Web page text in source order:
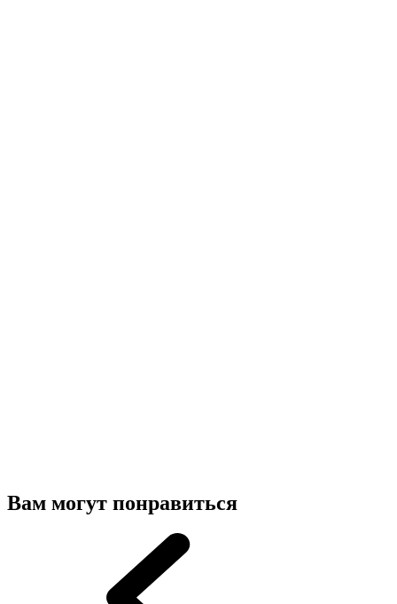
Вам могут понравиться